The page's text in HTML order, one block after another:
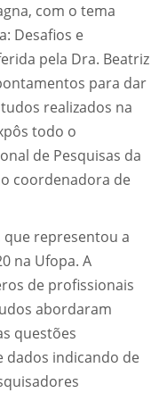
com o tema
Desafios e
pela Dra. Beatriz
para dar
realizados na
todo o
de Pesquisas da
coordenadora de
que representou a
na Ufopa. A
de profissionais
abordaram
questões
dados indicando de